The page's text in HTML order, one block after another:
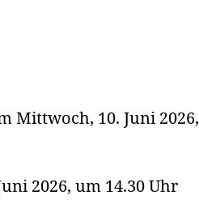
Mittwoch, 10. Juni 2026,
2026, um 14.30 Uhr